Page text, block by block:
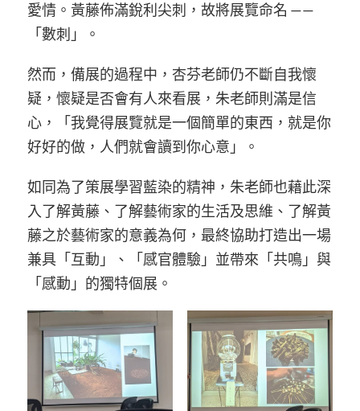
愛情。黃藤佈滿銳利尖刺，故將展覽命名 ——
「數刺」。
然而，備展的過程中，杏芬老師仍不斷自我懷
疑，懷疑是否會有人來看展，朱老師則滿是信
心，「我覺得展覽就是一個簡單的東西，就是你
好好的做，人們就會讀到你心意」。
如同為了策展學習藍染的精神，朱老師也藉此深
入了解黃藤、了解藝術家的生活及思維、了解黃
藤之於藝術家的意義為何，最終協助打造出一場
兼具「互動」、「感官體驗」並帶來「共鳴」與
「感動」的獨特個展。